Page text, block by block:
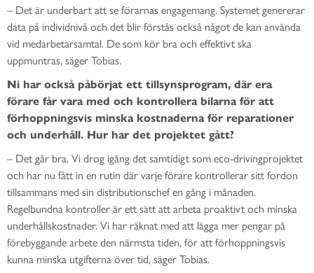
– Det är underbart att se förarnas engagemang. Systemet genererar
data på individnivå och det blir förstås också något de kan använda
vid medarbetarsamtal. De som kör bra och effektivt ska
uppmuntras, säger Tobias.
Ni har också påbörjat ett tillsynsprogram, där era
förare får vara med och kontrollera bilarna för att
förhoppningsvis minska kostnaderna för reparationer
och underhåll. Hur har det projektet gått?
– Det går bra. Vi drog igång det samtidigt som eco-drivingprojektet
och har nu fått in en rutin där varje förare kontrollerar sitt fordon
tillsammans med sin distributionschef en gång i månaden.
Regelbundna kontroller är ett sätt att arbeta proaktivt och minska
underhållskostnader. Vi har räknat med att lägga mer pengar på
förebyggande arbete den närmsta tiden, för att förhoppningsvis
kunna minska utgifterna över tid, säger Tobias.